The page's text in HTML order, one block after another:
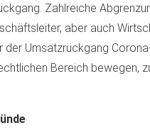
Zahlreiche
aber auch
Umsatzrückgang
Bereich bewegen,